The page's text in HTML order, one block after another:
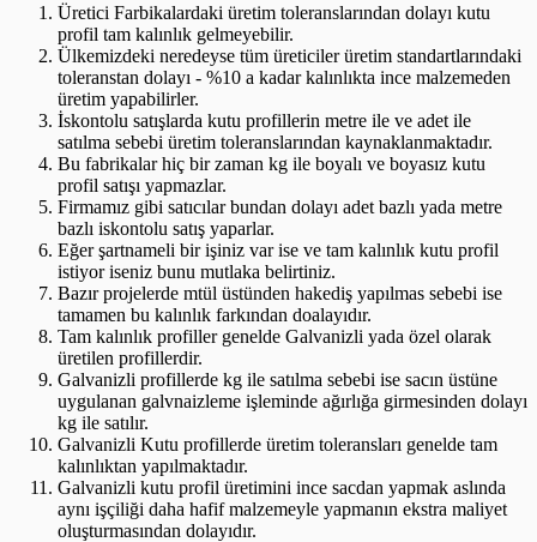
Üretici Farbikalardaki üretim toleranslarından dolayı kutu
profil tam kalınlık gelmeyebilir.
Ülkemizdeki neredeyse tüm üreticiler üretim standartlarındaki
toleranstan dolayı - %10 a kadar kalınlıkta ince malzemeden
üretim yapabilirler.
İskontolu satışlarda kutu profillerin metre ile ve adet ile
satılma sebebi üretim toleranslarından kaynaklanmaktadır.
Bu fabrikalar hiç bir zaman kg ile boyalı ve boyasız kutu
profil satışı yapmazlar.
Firmamız gibi satıcılar bundan dolayı adet bazlı yada metre
bazlı iskontolu satış yaparlar.
Eğer şartnameli bir işiniz var ise ve tam kalınlık kutu profil
istiyor iseniz bunu mutlaka belirtiniz.
Bazır projelerde mtül üstünden hakediş yapılmas sebebi ise
tamamen bu kalınlık farkından doalayıdır.
Tam kalınlık profiller genelde Galvanizli yada özel olarak
üretilen profillerdir.
Galvanizli profillerde kg ile satılma sebebi ise sacın üstüne
uygulanan galvnaizleme işleminde ağırlığa girmesinden dolayı
kg ile satılır.
Galvanizli Kutu profillerde üretim toleransları genelde tam
kalınlıktan yapılmaktadır.
Galvanizli kutu profil üretimini ince sacdan yapmak aslında
aynı işçiliği daha hafif malzemeyle yapmanın ekstra maliyet
oluşturmasından dolayıdır.